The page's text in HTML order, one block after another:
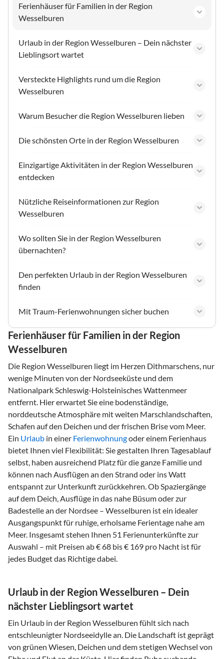
Ferienhäuser für Familien in der Region
Wesselburen
Urlaub in der Region Wesselburen – Dein nächster
Lieblingsort wartet
Versteckte Highlights rund um die Region
Wesselburen
Warum Besucher die Region Wesselburen lieben
Die schönsten Orte in der Region Wesselburen
Einzigartige Aktivitäten in der Region Wesselburen
entdecken
Nützliche Reiseinformationen zur Region
Wesselburen
Wo sollten Sie in der Region Wesselburen
übernachten?
Den perfekten Urlaub in der Region Wesselburen
finden
Mit Traum-Ferienwohnungen sicher buchen
Ferienhäuser für Familien in der Region
Wesselburen
Die Region Wesselburen liegt im Herzen Dithmarschens, nur
wenige Minuten von der Nordseeküste und dem
Nationalpark Schleswig-Holsteinisches Wattenmeer
entfernt. Hier erwartet Sie eine bodenständige,
norddeutsche Atmosphäre mit weiten Marschlandschaften,
Schafen auf den Deichen und der frischen Brise vom Meer.
Ein Urlaub in einer Ferienwohnungoder einem Ferienhaus
bietet Ihnen viel Flexibilität: Sie gestalten Ihren Tagesablauf
selbst, haben ausreichend Platz für die ganze Familie und
können nach Ausflügen an den Strand oder ins Watt
entspannt zur Unterkunft zurückkehren. Ob Spaziergänge
auf dem Deich, Ausflüge in das nahe Büsum oder zur
Badestelle an der Nordsee – Wesselburen ist ein idealer
Ausgangspunkt für ruhige, erholsame Ferientage nahe am
Meer. Insgesamt stehen Ihnen 51 Ferienunterkünfte zur
Auswahl – mit Preisen ab € 68 bis € 169 pro Nacht ist für
jedes Budget das Richtige dabei.
Urlaub in der Region Wesselburen – Dein
nächster Lieblingsort wartet
Ein Urlaub in der Region Wesselburen fühlt sich nach
entschleunigter Nordseeidylle an. Die Landschaft ist geprägt
von grünen Wiesen, Deichen und dem stetigen Wechsel von